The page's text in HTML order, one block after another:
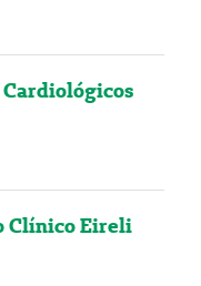
Clínico Eireli